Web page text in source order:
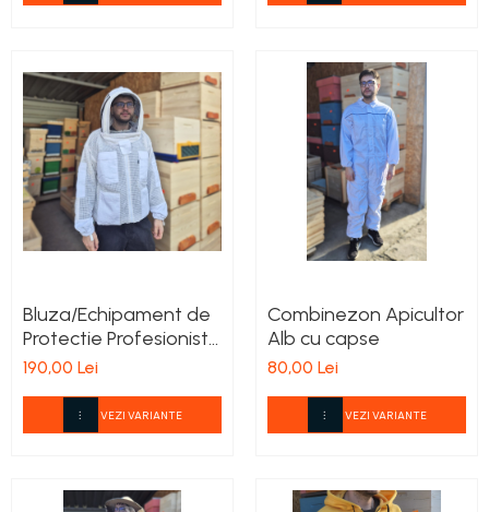
Bluza/Echipament de
Protectie Profesionist
Alb
190,00 Lei
VEZI VARIANTE
Combinezon Apicultor
Alb cu capse
80,00 Lei
VEZI VARIANTE